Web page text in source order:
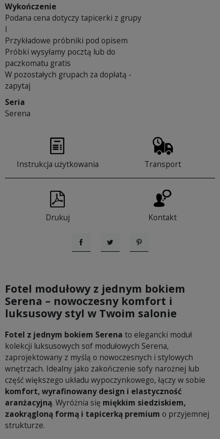
Wykończenie
Podana cena dotyczy tapicerki z grupy
I
Przykładowe próbniki pod opisem
Próbki wysyłamy pocztą lub do
paczkomatu gratis
W pozostałych grupach za dopłatą -
zapytaj
Seria
Serena
Instrukcja użytkowania Transport
Drukuj Kontakt
UdostępnijTweetujPinterest
Fotel modułowy z jednym bokiem
Serena – nowoczesny komfort i
luksusowy styl w Twoim salonie
Fotel z jednym bokiem Serena to elegancki moduł
kolekcji luksusowych sof modułowych Serena,
zaprojektowany z myślą o nowoczesnych i stylowych
wnętrzach. Idealny jako zakończenie sofy narożnej lub
część większego układu wypoczynkowego, łączy w sobie
komfort, wyrafinowany design i elastyczność
aranżacyjną. Wyróżnia się miękkim siedziskiem,
zaokrągloną formą i tapicerką premium o przyjemnej
strukturze.